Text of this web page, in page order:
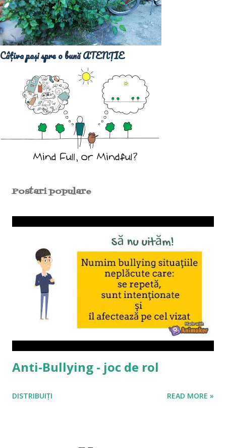
Câțiva pași spre o bună ATENȚIE
Postari populare
Anti-Bullying - joc de rol
DISTRIBUIȚI READ MORE »